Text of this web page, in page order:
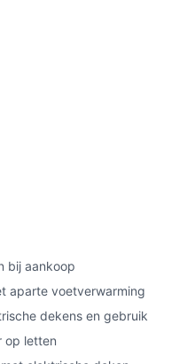
bij aankoop
aparte voetverwarming
dekens en gebruik
op letten